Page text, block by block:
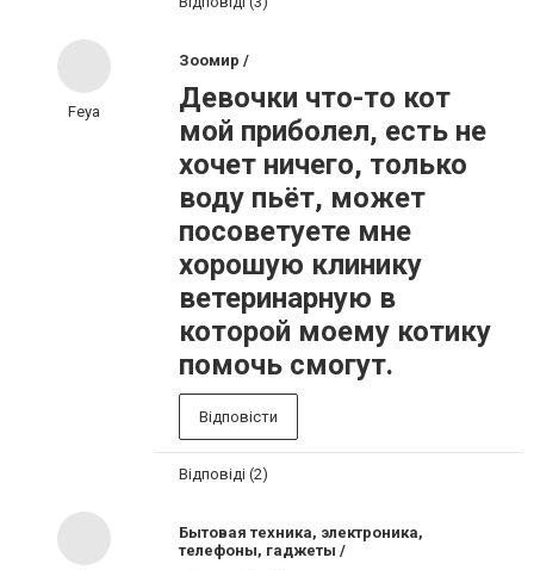
Feya
Зоомир /
Девочки что-то кот
мой приболел, есть не
хочет ничего, только
воду пьёт, может
посоветуете мне
хорошую клинику
ветеринарную в
которой моему котику
помочь смогут.
Відповісти
Відповіді (2)
Бытовая техника, электроника,
телефоны, гаджеты /